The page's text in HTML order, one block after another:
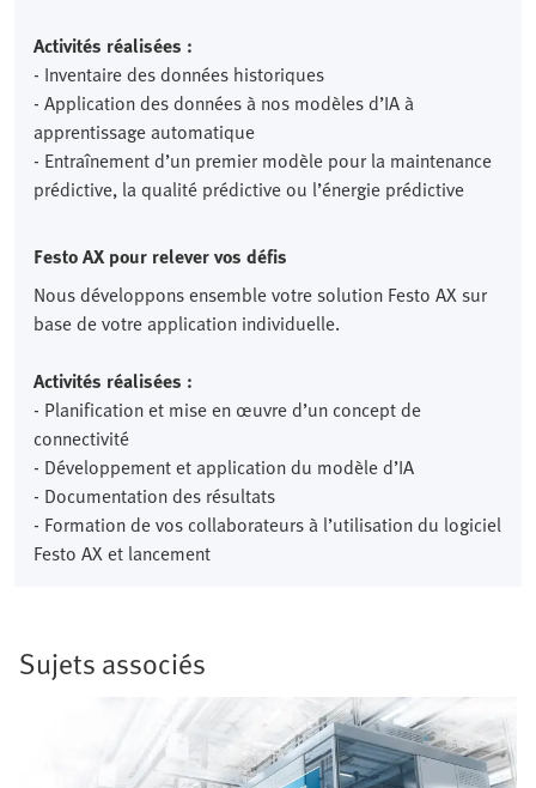
Activités réalisées :
- Inventaire des données historiques
- Application des données à nos modèles d’IA à
apprentissage automatique
- Entraînement d’un premier modèle pour la maintenance
prédictive, la qualité prédictive ou l’énergie prédictive
Festo AX pour relever vos défis
Nous développons ensemble votre solution Festo AX sur
base de votre application individuelle.
Activités réalisées :
- Planification et mise en œuvre d’un concept de
connectivité
- Développement et application du modèle d’IA
- Documentation des résultats
- Formation de vos collaborateurs à l’utilisation du logiciel
Festo AX et lancement
Sujets associés